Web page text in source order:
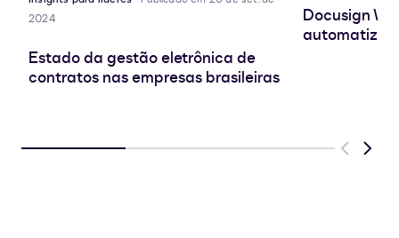
2024
Estado da gestão eletrônica de
contratos nas empresas brasileiras
Docusign
automatize,
Previous
Next